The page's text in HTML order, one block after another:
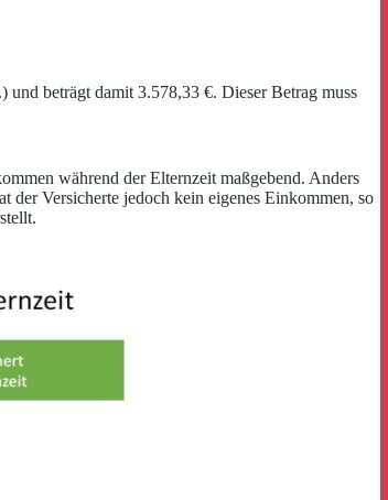
beträgt damit 3.578,33 €. Dieser Betrag muss
während der Elternzeit maßgebend. Anders
Versicherte jedoch kein eigenes Einkommen, so